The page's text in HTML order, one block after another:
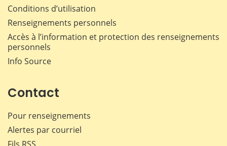
Conditions d’utilisation
Renseignements personnels
Accès à l’information et protection des renseignements
personnels
Info Source
Contact
Pour renseignements
Alertes par courriel